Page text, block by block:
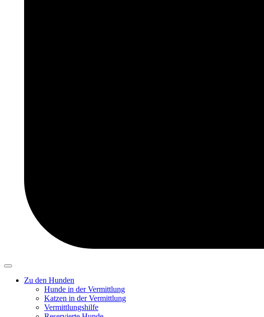
Zu den Hunden
Hunde in der Vermittlung
Katzen in der Vermittlung
Vermittlungshilfe